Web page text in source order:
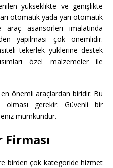
yükseklikte ve genişlikte
otomatik yada yarı otomatik
asansörleri imalatında
yapılması çok önemlidir.
tekerlek yüklerine destek
özel malzemeler ile
önemli araçlardan biridir. Bu
olması gerekir. Güvenli bir
mümkündür.
birden çok kategoride hizmet